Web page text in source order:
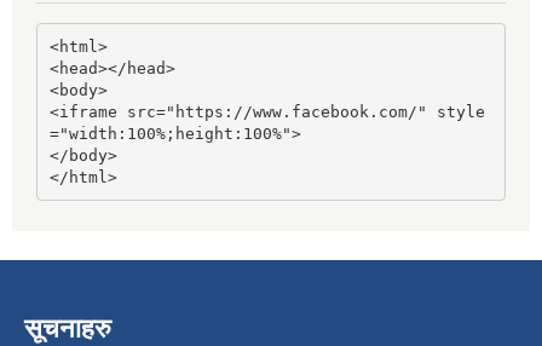
<html>
<head></head>
<body>
<iframe src="https://www.facebook.com/" style
="width:100%;height:100%">
</body>
</html>
सूचनाहरु